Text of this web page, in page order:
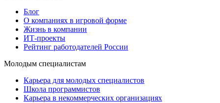
Блог
О компаниях в игровой форме
Жизнь в компании
ИТ-проекты
Рейтинг работодателей России
Молодым специалистам
Карьера для молодых специалистов
Школа программистов
Карьера в некоммерческих организациях